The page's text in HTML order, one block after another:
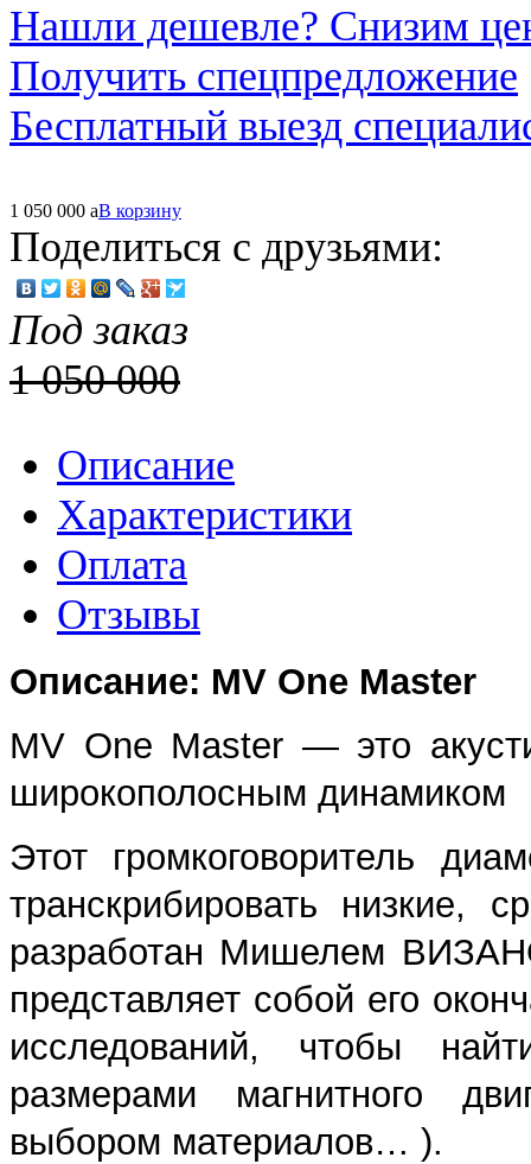
Нашли дешевле? Снизим
Получить спецпредложение
Бесплатный выезд
1 050 000 aВ корзину
Поделиться с друзьями:
Под заказ
1 050 000
Описание
Характеристики
Оплата
Отзывы
Описание: MV One Master
MV One Master — это
широкополосным динамиком
Этот громкоговоритель
транскрибировать низкие,
разработан Мишелем
представляет собой его
исследований, чтобы
размерами магнитного
выбором материалов… ).